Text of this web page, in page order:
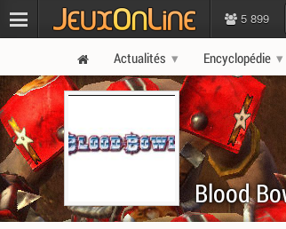
5 899
Actualités Encyclopédie
Blood